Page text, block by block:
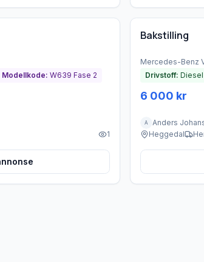
Brukt - god tilstand
Modellkode: W639 Fase 2
1
Bakstilling
Mercedes-Benz
Drivstoff: Diesel
6 000 kr
A
Anders
Heggedal